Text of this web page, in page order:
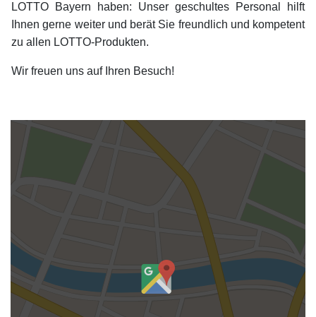
LOTTO Bayern haben: Unser geschultes Personal hilft
Ihnen gerne weiter und berät Sie freundlich und kompetent
zu allen LOTTO-Produkten.
Wir freuen uns auf Ihren Besuch!